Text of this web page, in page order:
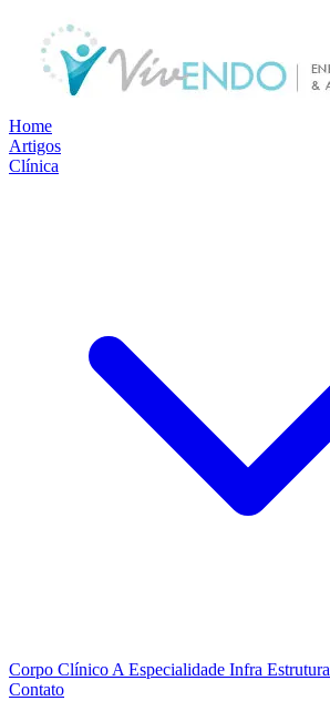
Home
Artigos
Clínica
Corpo Clínico A Especialidade Infra Estrutura
Contato